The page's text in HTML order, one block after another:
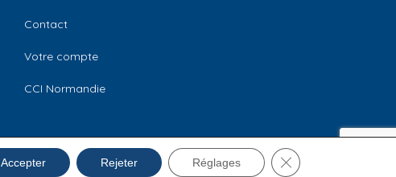
Contact
Votre compte
CCI Normandie
Mentions légales
Accepter Rejeter Réglages Fermer la bannière